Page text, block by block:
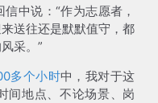
中说：“作为志愿者，
送往还是默默值守，都
采。”
多个小时中，我对于这
间地点、不论场景、岗